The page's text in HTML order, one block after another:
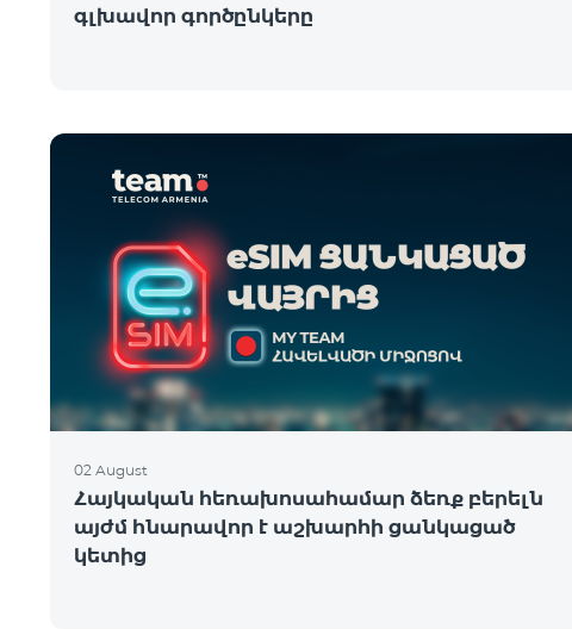
գլխավոր գործընկերը
02 August
Հայկական հեռախոսահամար ձեռք բերելն
այժմ հնարավոր է աշխարհի ցանկացած
կետից